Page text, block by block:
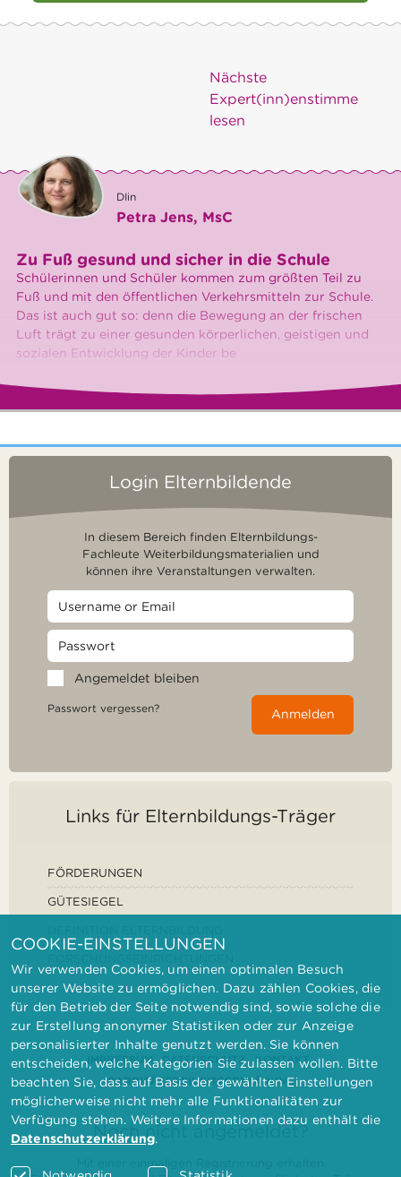
Nächste
Expert(inn)enstimme
lesen
DIin
Petra Jens, MsC
Zu Fuß gesund und sicher in die Schule
Schülerinnen und Schüler kommen zum größten Teil zu
Fuß und mit den öffentlichen Verkehrsmitteln zur Schule.
Das ist auch gut so: denn die Bewegung an der frischen
Luft trägt zu einer gesunden körperlichen, geistigen und
sozialen Entwicklung der Kinder be
Login Elternbildende
In diesem Bereich finden Elternbildungs-
Fachleute Weiterbildungsmaterialien und
können ihre Veranstaltungen verwalten.
Angemeldet bleiben
Passwort vergessen? Anmelden
Links für Elternbildungs-Träger
FÖRDERUNGEN
GÜTESIEGEL
IMPRESSUM DATENSCHUTZ
KONTAKT
BARRIEREFREIHEITSERKLÄRUNG
Noch nicht angemeldet?
COOKIE-EINSTELLUNGEN
Wir verwenden Cookies, um einen optimalen Besuch
unserer Website zu ermöglichen. Dazu zählen Cookies, die
für den Betrieb der Seite notwendig sind, sowie solche die
zur Erstellung anonymer Statistiken oder zur Anzeige
personalisierter Inhalte genutzt werden. Sie können
entscheiden, welche Kategorien Sie zulassen wollen. Bitte
beachten Sie, dass auf Basis der gewählten Einstellungen
möglicherweise nicht mehr alle Funktionalitäten zur
Verfügung stehen. Weitere Informationen dazu enthält die
Datenschutzerklärung.